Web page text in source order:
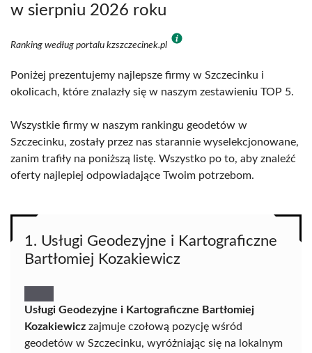
w sierpniu 2026 roku
Ranking według portalu kzszczecinek.pl
Poniżej prezentujemy najlepsze firmy w Szczecinku i
okolicach, które znalazły się w naszym zestawieniu TOP 5.
Wszystkie firmy w naszym rankingu geodetów w
Szczecinku, zostały przez nas starannie wyselekcjonowane,
zanim trafiły na poniższą listę. Wszystko po to, aby znaleźć
oferty najlepiej odpowiadające Twoim potrzebom.
1. Usługi Geodezyjne i Kartograficzne
Bartłomiej Kozakiewicz
Usługi Geodezyjne i Kartograficzne Bartłomiej
Kozakiewicz zajmuje czołową pozycję wśród
geodetów w Szczecinku, wyróżniając się na lokalnym